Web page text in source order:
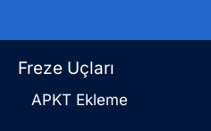
Freze Uçları
APKT Ekleme